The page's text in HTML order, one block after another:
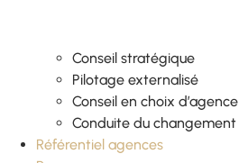
Conseil stratégique
Pilotage externalisé
Conseil en choix d’agence
Conduite du changement
Référentiel agences